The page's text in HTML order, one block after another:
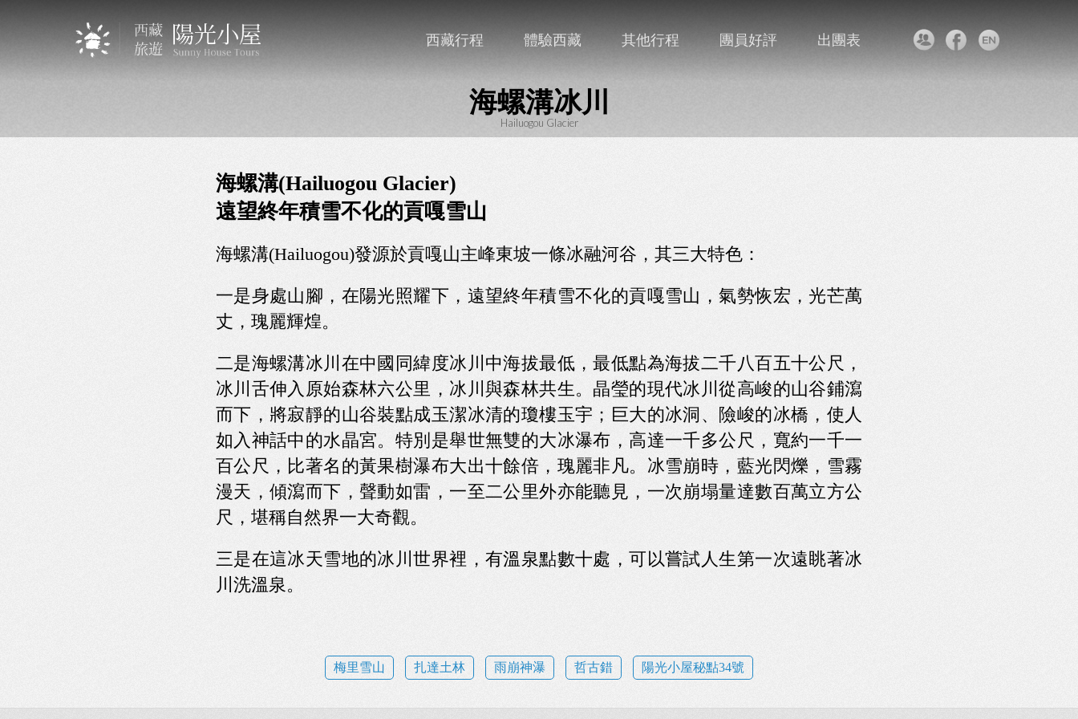
西藏行程 體驗西藏 其他行程 團員好評 出團表
海螺溝冰川
Hailuogou Glacier
海螺溝(Hailuogou Glacier)
遠望終年積雪不化的貢嘎雪山
海螺溝(Hailuogou)發源於貢嘎山主峰東坡一條冰融河谷，其三大特色：
一是身處山腳，在陽光照耀下，遠望終年積雪不化的貢嘎雪山，氣勢恢宏，光芒萬
丈，瑰麗輝煌。
二是海螺溝冰川在中國同緯度冰川中海拔最低，最低點為海拔二千八百五十公尺，
冰川舌伸入原始森林六公里，冰川與森林共生。晶瑩的現代冰川從高峻的山谷鋪瀉
而下，將寂靜的山谷裝點成玉潔冰清的瓊樓玉宇；巨大的冰洞、險峻的冰橋，使人
如入神話中的水晶宮。特別是舉世無雙的大冰瀑布，高達一千多公尺，寬約一千一
百公尺，比著名的黃果樹瀑布大出十餘倍，瑰麗非凡。冰雪崩時，藍光閃爍，雪霧
漫天，傾瀉而下，聲動如雷，一至二公里外亦能聽見，一次崩塌量達數百萬立方公
尺，堪稱自然界一大奇觀。
三是在這冰天雪地的冰川世界裡，有溫泉點數十處，可以嘗試人生第一次遠眺著冰
川洗溫泉。
梅里雪山 扎達土林 雨崩神瀑 哲古錯 陽光小屋秘點34號